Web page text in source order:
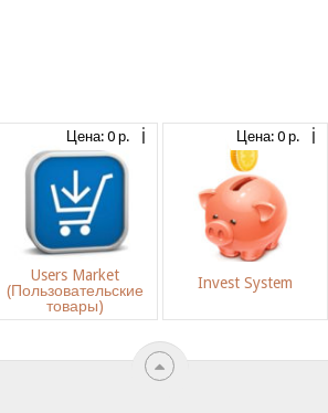
Цена: 0 р.
Users Market
(Пользовательские
товары)
Цена: 0 р.
Invest System